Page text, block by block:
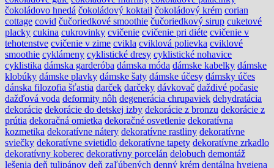
čokoládovo hnedá čokoládový koktail čokoládový krém corian
cottage covid čučoriedkové smoothie čučoriedkový sirup cuketové
placky cukina cukrovinky cvičenie cvičenie pri diéte cvičenie v
tehotenstve cvičenie v zime cvikla cviklová polievka cviklové
smoothie cyklámeny cyklistické dresy cyklistické nohavice
cyklistika dámska garderóba dámska móda dámske kabelky dámske
klobúky dámske plavky dámske šaty dámske účesy dámsky účes
dánska filozofia šťastia darček darčeky dávkovač daždivé počasie
dažďová voda deformity nôh degenerácia chrupaviek dehydratácia
dekorácie dekorácie do detskej izby dekorácie z bronzu dekorácie z
prútia dekoračná omietka dekoračné osvetlenie dekoratívna
kozmetika dekoratívne nátery dekoratívne rastliny dekoratívne
sviečky dekoratívne svietidlo dekoratívne tapety dekoratívne zrkadlo
dekoratívny koberec dekoratívny porcelán delobuch demontáž
lešenia deň tulipánov deň zaľúbených denný krém dentálna hygiena